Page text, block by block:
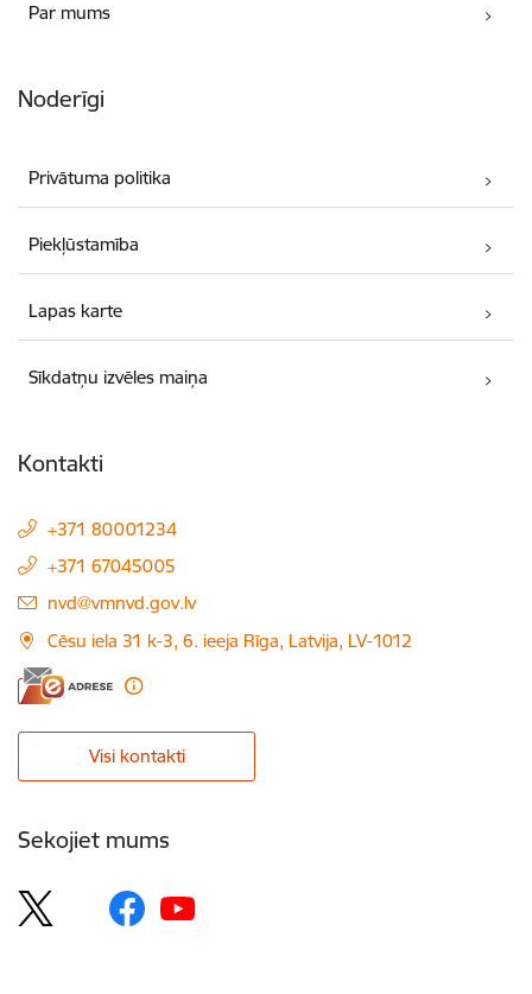
Par mums
Noderīgi
Privātuma politika
Piekļūstamība
Lapas karte
Sīkdatņu izvēles maiņa
Kontakti
+371 80001234
+371 67045005
E-pasts:
nvd@vmnvd.gov.lv
Cēsu iela 31 k-3, 6. ieeja Rīga, Latvija, LV-1012
Visi kontakti
Sekojiet mums